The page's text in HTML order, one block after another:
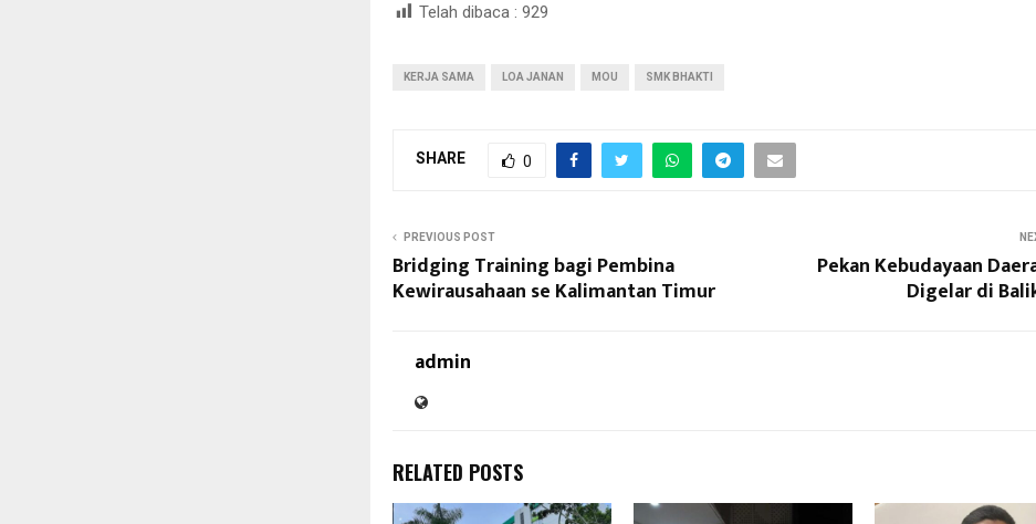
Telah dibaca : 929
KERJA SAMA LOA JANAN MOU SMK BHAKTI
SHARE 0
PREVIOUS POST
Bridging Training bagi Pembina
Kewirausahaan se Kalimantan Timur
Pekan Kebudayaan
Digelar di
admin
RELATED POSTS